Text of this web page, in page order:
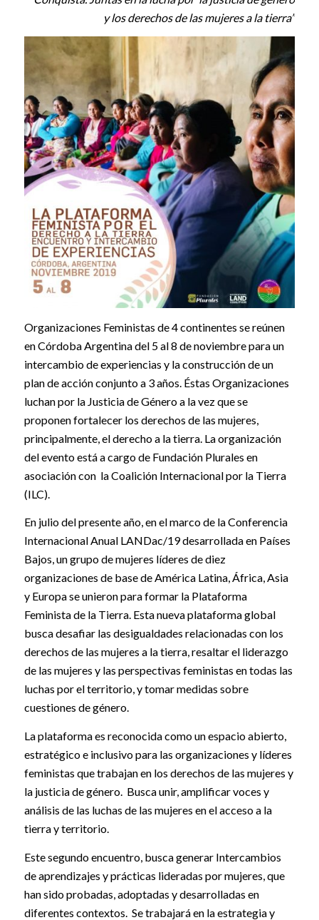
y los derechos de las mujeres a la tierra”
Organizaciones Feministas de 4 continentes se reúnen
en Córdoba Argentina del 5 al 8 de noviembre para un
intercambio de experiencias y la construcción de un
plan de acción conjunto a 3 años. Éstas Organizaciones
luchan por la Justicia de Género a la vez que se
proponen fortalecer los derechos de las mujeres,
principalmente, el derecho a la tierra. La organización
del evento está a cargo de Fundación Plurales en
asociación con la Coalición Internacional por la Tierra
(ILC).
En julio del presente año, en el marco de la Conferencia
Internacional Anual LANDac/19 desarrollada en Países
Bajos, un grupo de mujeres líderes de diez
organizaciones de base de América Latina, África, Asia
y Europa se unieron para formar la Plataforma
Feminista de la Tierra. Esta nueva plataforma global
busca desafiar las desigualdades relacionadas con los
derechos de las mujeres a la tierra, resaltar el liderazgo
de las mujeres y las perspectivas feministas en todas las
luchas por el territorio, y tomar medidas sobre
cuestiones de género.
La plataforma es reconocida como un espacio abierto,
estratégico e inclusivo para las organizaciones y líderes
feministas que trabajan en los derechos de las mujeres y
la justicia de género. Busca unir, amplificar voces y
análisis de las luchas de las mujeres en el acceso a la
tierra y territorio.
Este segundo encuentro, busca generar Intercambios
de aprendizajes y prácticas lideradas por mujeres, que
han sido probadas, adoptadas y desarrolladas en
diferentes contextos. Se trabajará en la estrategia y